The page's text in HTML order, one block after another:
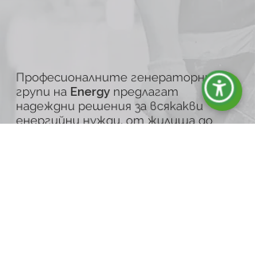
Професионалните генераторни
групи на Energy предлагат
надеждни решения за всякакви
енергийни нужди, от жилища до